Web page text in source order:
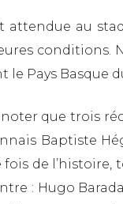
attendue au
conditions.
Pays Basque
que trois
Baptiste
fois de
: Hugo